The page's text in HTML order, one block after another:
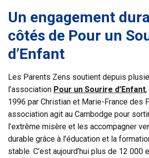
Un engagement
côtés de Pour un
d’Enfant
Les Parents Zens soutient depuis
l’association Pour un Sourire d’Enfant
1996 par Christian et Marie-France des
association agit au Cambodge pour
l’extrême misère et les accompagner
durable grâce à l’éducation et la
stable. C’est aujourd’hui plus de 12 000